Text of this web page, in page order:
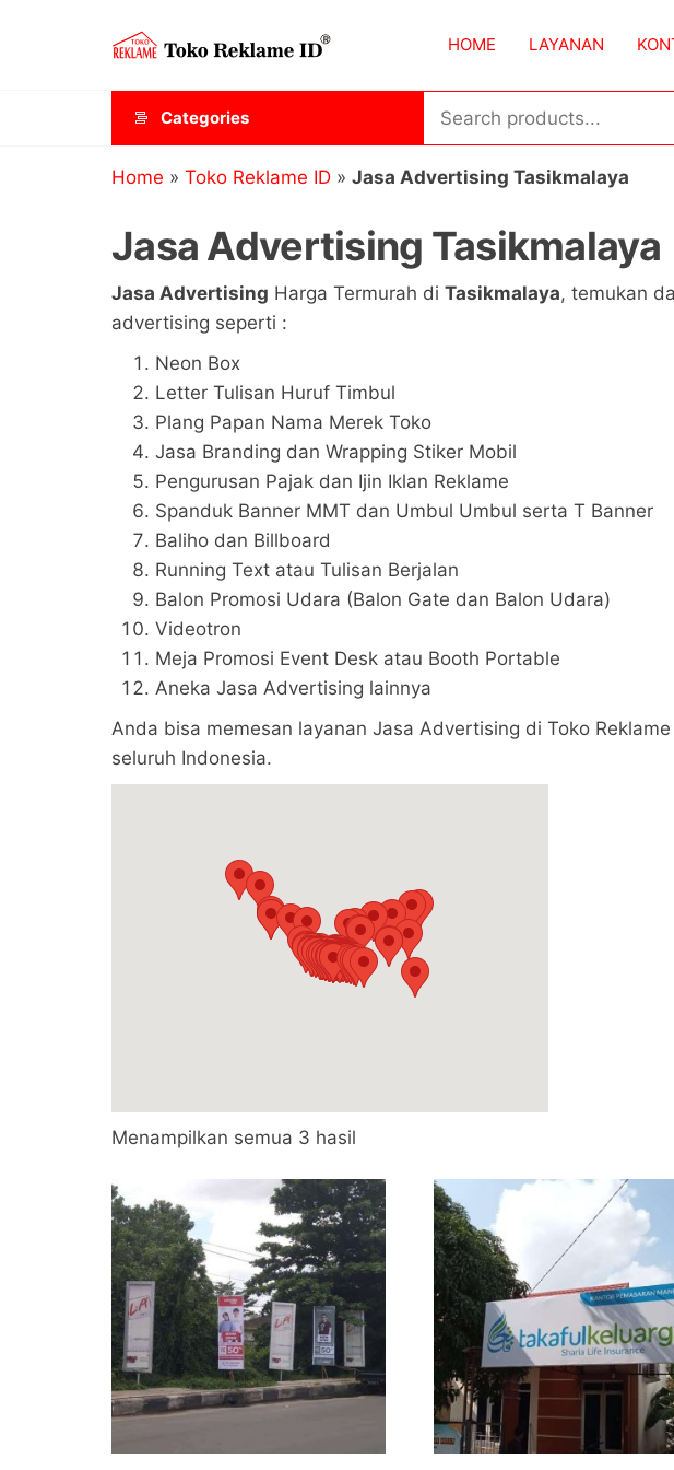
ID
HOME LAYANAN
Categories
Home » Toko Reklame ID » Jasa Advertising Tasikmalaya
Jasa Advertising Tasikmalaya
Jasa Advertising Harga Termurah di Tasikmalaya, temukan
advertising seperti :
Neon Box
Letter Tulisan Huruf Timbul
Plang Papan Nama Merek Toko
Jasa Branding dan Wrapping Stiker Mobil
Pengurusan Pajak dan Ijin Iklan Reklame
Spanduk Banner MMT dan Umbul Umbul serta T Banner
Baliho dan Billboard
Running Text atau Tulisan Berjalan
Balon Promosi Udara (Balon Gate dan Balon Udara)
Videotron
Meja Promosi Event Desk atau Booth Portable
Aneka Jasa Advertising lainnya
Anda bisa memesan layanan Jasa Advertising di Toko
seluruh Indonesia.
Menampilkan semua 3 hasil
popularitas